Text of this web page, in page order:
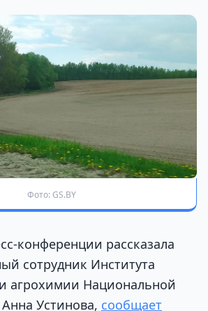
Фото: GS.BY
конференции рассказала
сотрудник Института
агрохимии Национальной
Устинова, сообщает